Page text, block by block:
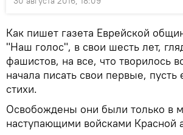
Как пишет газета Еврейской
"Наш голос", в свои шесть лет,
фашистов, на все, что творилось
начала писать свои первые, пусть
стихи.
Освобождены они были только в
наступающими войсками Красной